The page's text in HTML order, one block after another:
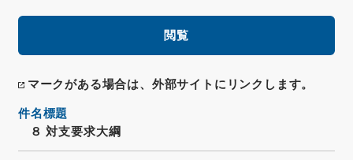
閲覧
マークがある場合は、外部サイトにリンクします。
件名標題
８ 対支要求大綱